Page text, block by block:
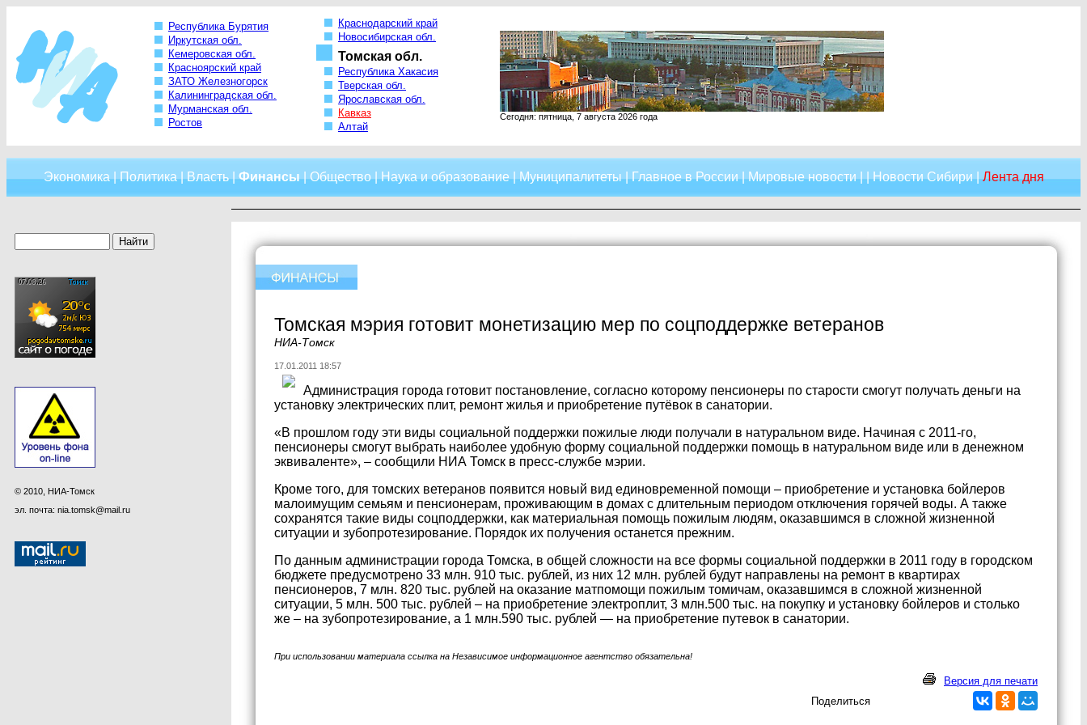
Республика Бурятия
Иркутская обл.
Кемеровская обл.
Красноярский край
ЗАТО Железногорск
Калининградская обл.
Мурманская обл.
Ростов
Краснодарский край
Новосибирская обл.
Томская обл.
Республика Хакасия
Тверская обл.
Ярославская обл.
Кавказ
Алтай
Сегодня: пятница, 7 августа 2026 года
Экономика|Политика|Власть|Финансы|Общество|Наука и образование|Муниципалитеты|Главное в России|Мировые новости| |Новости Сибири|Лента дня
© 2010, НИА-Томск
эл. почта: nia.tomsk@mail.ru
Томская мэрия готовит монетизацию мер по соцподдержке ветеранов
НИА-Томск
17.01.2011 18:57
Администрация города готовит постановление, согласно которому пенсионеры по старости смогут получать деньги на
установку электрических плит, ремонт жилья и приобретение путёвок в санатории.
«В прошлом году эти виды социальной поддержки пожилые люди получали в натуральном виде. Начиная с 2011-го,
пенсионеры смогут выбрать наиболее удобную форму социальной поддержки помощь в натуральном виде или в денежном
эквиваленте», – сообщили НИА Томск в пресс-службе мэрии.
Кроме того, для томских ветеранов появится новый вид единовременной помощи – приобретение и установка бойлеров
малоимущим семьям и пенсионерам, проживающим в домах с длительным периодом отключения горячей воды. А также
сохранятся такие виды соцподдержки, как материальная помощь пожилым людям, оказавшимся в сложной жизненной
ситуации и зубопротезирование. Порядок их получения останется прежним.
По данным администрации города Томска, в общей сложности на все формы социальной поддержки в 2011 году в городском
бюджете предусмотрено 33 млн. 910 тыс. рублей, из них 12 млн. рублей будут направлены на ремонт в квартирах
пенсионеров, 7 млн. 820 тыс. рублей на оказание матпомощи пожилым томичам, оказавшимся в сложной жизненной
ситуации, 5 млн. 500 тыс. рублей – на приобретение электроплит, 3 млн.500 тыс. на покупку и установку бойлеров и столько
же – на зубопротезирование, а 1 млн.590 тыс. рублей — на приобретение путевок в санатории.
При использовании материала ссылка на Независимое информационное агентство обязательна!
Версия для печати
Поделиться